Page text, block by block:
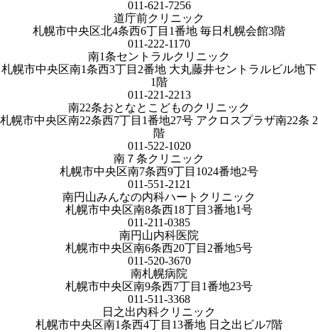
011-621-7256
道庁前クリニック
札幌市中央区北4条西6丁目1番地 毎日札幌会館3階
011-222-1170
南1条セントラルクリニック
札幌市中央区南1条西3丁目2番地 大丸藤井セントラルビル地下
1階
011-221-2213
南22条おとなとこどものクリニック
札幌市中央区南22条西7丁目1番地27号 アクロスプラザ南22条 2
階
011-522-1020
南７条クリニック
札幌市中央区南7条西9丁目1024番地2号
011-551-2121
南円山みんなの内科ハートクリニック
札幌市中央区南8条西18丁目3番地1号
011-211-0385
南円山内科医院
札幌市中央区南6条西20丁目2番地5号
011-520-3670
南札幌病院
札幌市中央区南9条西7丁目1番地23号
011-511-3368
日之出内科クリニック
札幌市中央区南1条西4丁目13番地 日之出ビル7階